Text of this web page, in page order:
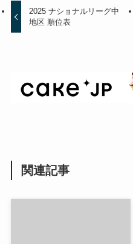
2025 ナショナルリーグ中
地区 順位表
関連記事